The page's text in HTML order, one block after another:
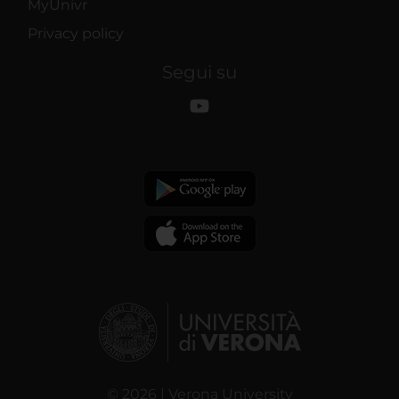
MyUnivr
Privacy policy
Segui su
© 2026 | Verona University